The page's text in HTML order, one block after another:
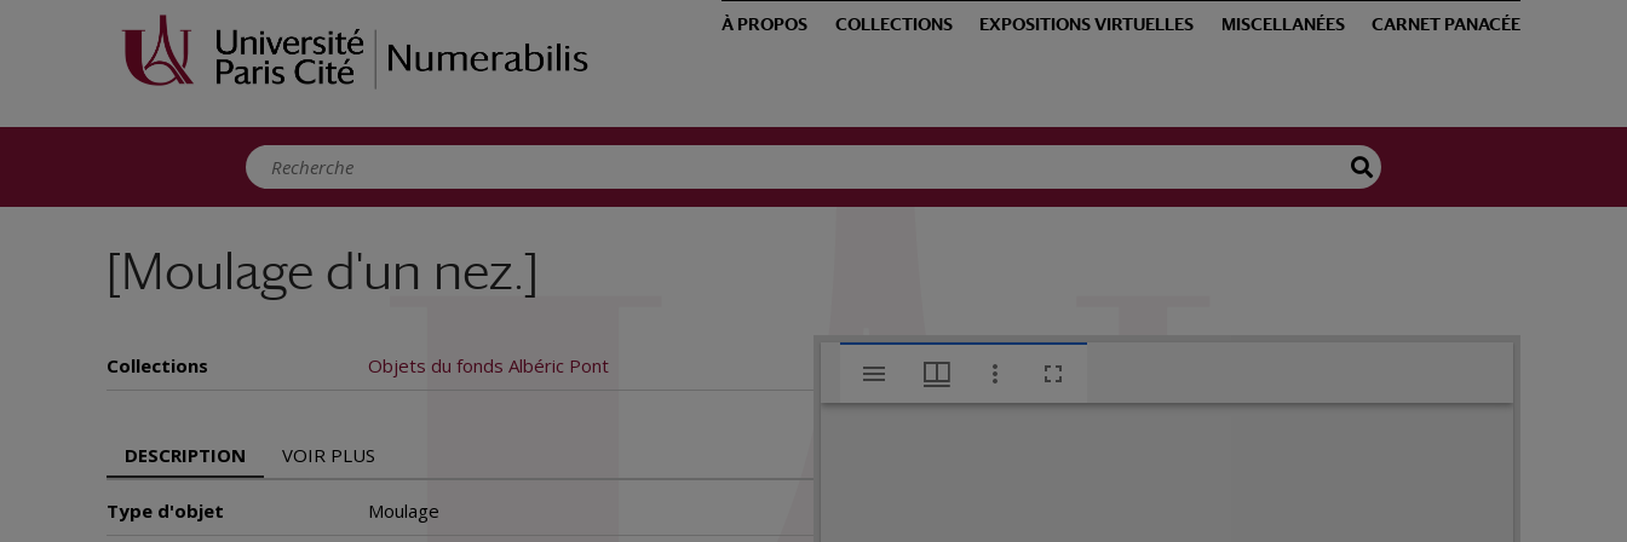
À PROPOS COLLECTIONS EXPOSITIONS VIRTUELLES MISCELLANÉES CARNET PANACÉE
[Moulage d'un nez.]
Collections Objets du fonds Albéric Pont
DESCRIPTION VOIR PLUS
Type d'objet Moulage
V
Panneau de gestion des cookies